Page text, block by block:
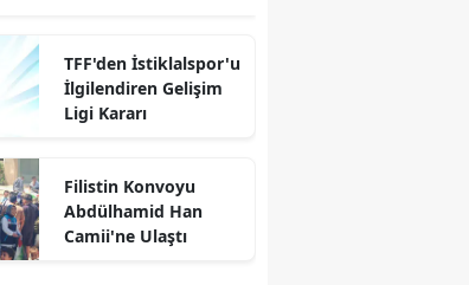
TFF'den İstiklalspor'u
İlgilendiren Gelişim
Ligi Kararı
Filistin Konvoyu
Abdülhamid Han
Camii'ne Ulaştı